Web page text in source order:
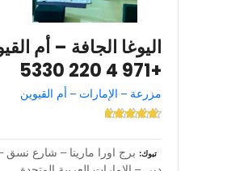
اليوغا الجافة – أم
+971 4 220 5330
مزرعة – الإمارات – أم القيوين
تبوك
برج اورا مارينا – شارع